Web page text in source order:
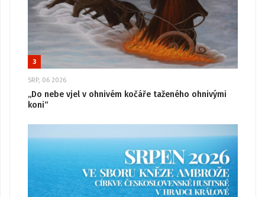
3
SRP, 06 2026
„Do nebe vjel v ohnivém kočáře taženého ohnivými
koni“